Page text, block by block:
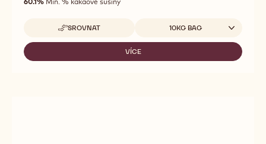
tekutost
SROVNAT
-
60-
38
Dostupná balení
10KG BAG
VÍCE
-